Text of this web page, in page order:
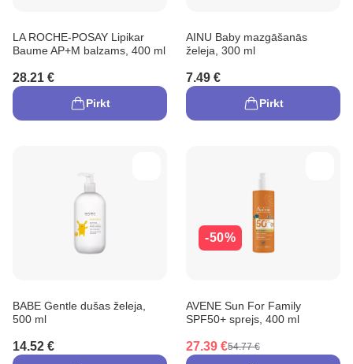
LA ROCHE-POSAY Lipikar
Baume AP+M balzams, 400 ml
28.21 €
Pirkt
AINU Baby mazgāšanās
želeja, 300 ml
7.49 €
Pirkt
BABE Gentle dušas želeja,
500 ml
14.52 €
-50%
AVENE Sun For Family
SPF50+ sprejs, 400 ml
27.39 €54.77 €